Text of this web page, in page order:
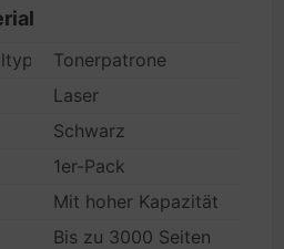
Tonerpatrone
Laser
Schwarz
1er-Pack
Mit hoher Kapazität
Bis zu 3000 Seiten